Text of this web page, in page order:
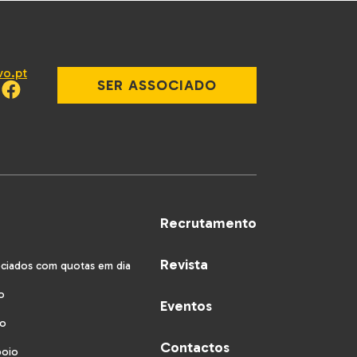
SER ASSOCIADO
com quotas em dia
Recrutamento
Revista
Eventos
Contactos